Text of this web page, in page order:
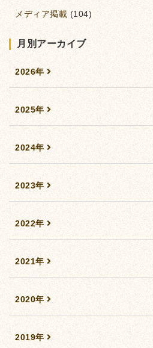
メディア掲載 (104)
月別アーカイブ
2026年
2025年
2024年
2023年
2022年
2021年
2020年
2019年